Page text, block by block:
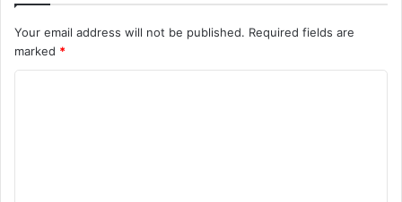
Your email address will not be published. Required fields are
marked *